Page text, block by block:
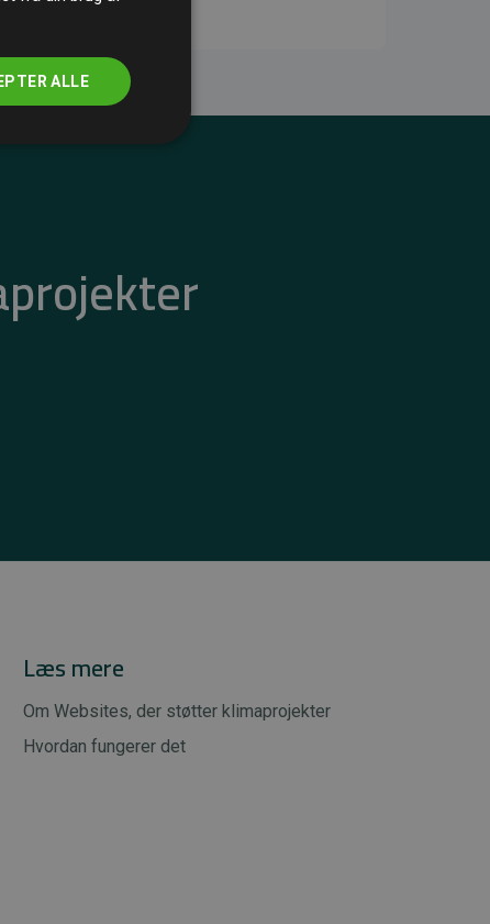
Læs mere
Om Websites, der støtter klimaprojekter
Hvordan fungerer det
ALLE